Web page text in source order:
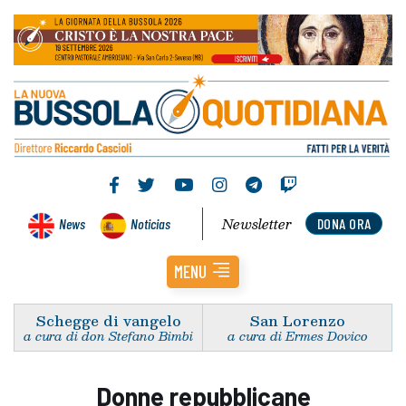
News Noticias DONA ORA
Newsletter
MENU
Schegge di vangelo
a cura di don Stefano Bimbi
San Lorenzo
a cura di Ermes Dovico
Donne repubblicane